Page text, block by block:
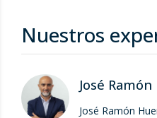
Nuestros
José
José Ramón